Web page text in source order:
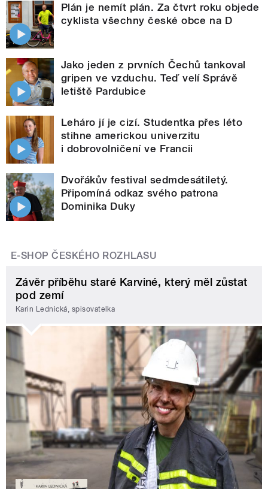
Plán je nemít plán. Za čtvrt roku objede
cyklista všechny české obce na D
Jako jeden z prvních Čechů tankoval
gripen ve vzduchu. Teď velí Správě
letiště Pardubice
Leháro jí je cizí. Studentka přes léto
stihne americkou univerzitu
i dobrovolničení ve Francii
Dvořákův festival sedmdesátiletý.
Připomíná odkaz svého patrona
Dominika Duky
E-SHOP ČESKÉHO ROZHLASU
Závěr příběhu staré Karviné, který měl zůstat
pod zemí
Karin Lednická, spisovatelka